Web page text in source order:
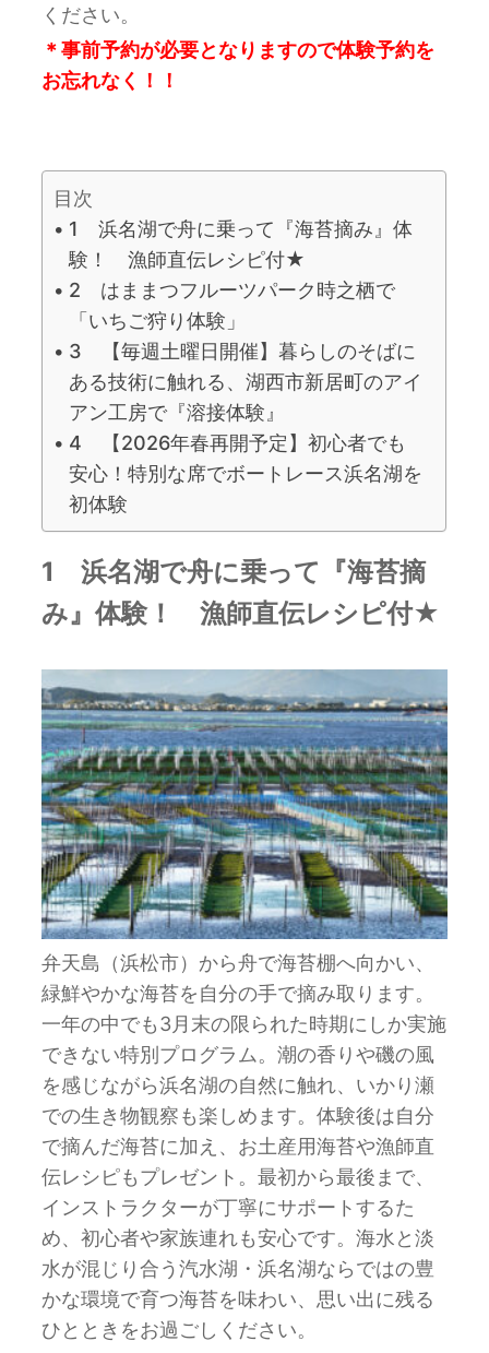
ください。
＊事前予約が必要となりますので体験予約を
お忘れなく！！
目次
1 浜名湖で舟に乗って『海苔摘み』体
験！ 漁師直伝レシピ付★
2 はままつフルーツパーク時之栖で
「いちご狩り体験」
3 【毎週土曜日開催】暮らしのそばに
ある技術に触れる、湖西市新居町のアイ
アン工房で『溶接体験』
4 【2026年春再開予定】初心者でも
安心！特別な席でボートレース浜名湖を
初体験
1 浜名湖で舟に乗って『海苔摘
み』体験！ 漁師直伝レシピ付★
弁天島（浜松市）から舟で海苔棚へ向かい、
緑鮮やかな海苔を自分の手で摘み取ります。
一年の中でも3月末の限られた時期にしか実施
できない特別プログラム。潮の香りや磯の風
を感じながら浜名湖の自然に触れ、いかり瀬
での生き物観察も楽しめます。体験後は自分
で摘んだ海苔に加え、お土産用海苔や漁師直
伝レシピもプレゼント。最初から最後まで、
インストラクターが丁寧にサポートするた
め、初心者や家族連れも安心です。海水と淡
水が混じり合う汽水湖・浜名湖ならではの豊
かな環境で育つ海苔を味わい、思い出に残る
ひとときをお過ごしください。